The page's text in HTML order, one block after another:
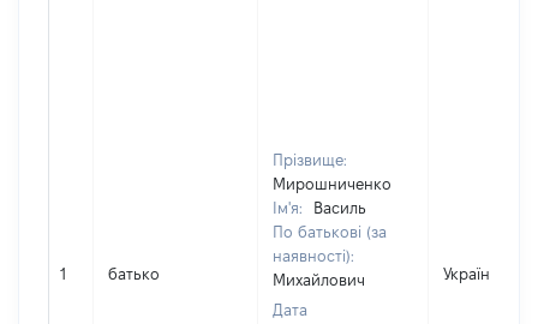
1 батько
Прізвище:
Мирошниченко
Ім'я:
Василь
По батькові (за
наявності):
Михайлович
Дата
Україна